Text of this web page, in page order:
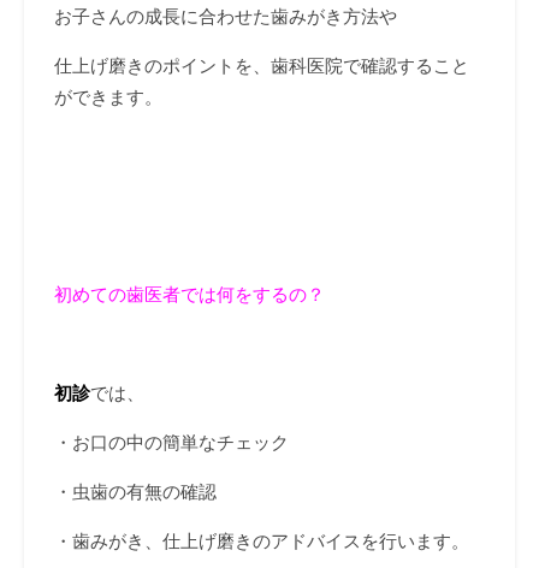
お子さんの成長に合わせた歯みがき方法や
仕上げ磨きのポイントを、歯科医院で確認すること
ができます。
初めての歯医者では何をするの？
初診では、
・お口の中の簡単なチェック
・虫歯の有無の確認
・歯みがき、仕上げ磨きのアドバイスを行います。